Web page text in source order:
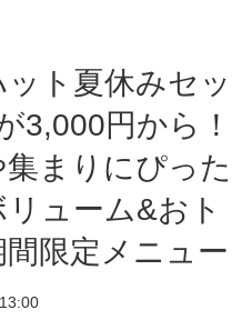
ット夏休みセッ
3,000円から！
集まりにぴった
リューム&おト
間限定メニュー